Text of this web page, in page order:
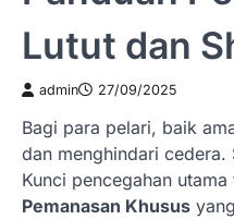
Lutut dan
admin 27/09/2025
Bagi para pelari, baik
dan menghindari
Kunci pencegahan
Pemanasan Khusus